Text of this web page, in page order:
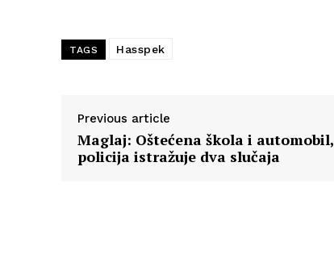
TAGS Hasspek
Previous article
Maglaj: Oštećena škola i automobil,
policija istražuje dva slučaja